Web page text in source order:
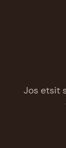
Jos etsit